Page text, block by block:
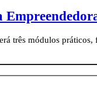
três módulos